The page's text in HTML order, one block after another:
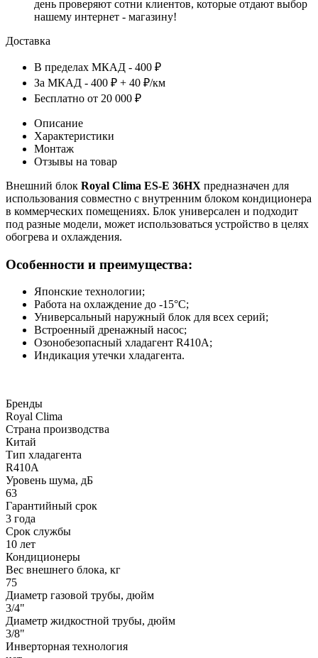
день проверяют сотни клиентов, которые отдают выбор
нашему интернет - магазину!
Доставка
В пределах МКАД - 400 ₽
За МКАД - 400 ₽ + 40 ₽/км
Бесплатно от 20 000 ₽
Описание
Характеристики
Монтаж
Отзывы на товар
Внешний блок Royal Clima ES-E 36HX предназначен для
использования совместно с внутренним блоком кондиционера
в коммерческих помещениях. Блок универсален и подходит
под разные модели, может использоваться устройство в целях
обогрева и охлаждения.
Особенности и преимущества:
Японские технологии;
Работа на охлаждение до -15°С;
Универсальный наружный блок для всех серий;
Встроенный дренажный насос;
Озонобезопасный хладагент R410A;
Индикация утечки хладагента.
Бренды
Royal Clima
Страна производства
Китай
Тип хладагента
R410A
Уровень шума, дБ
63
Гарантийный срок
3 года
Срок службы
10 лет
Кондиционеры
Вес внешнего блока, кг
75
Диаметр газовой трубы, дюйм
3/4"
Диаметр жидкостной трубы, дюйм
3/8"
Инверторная технология